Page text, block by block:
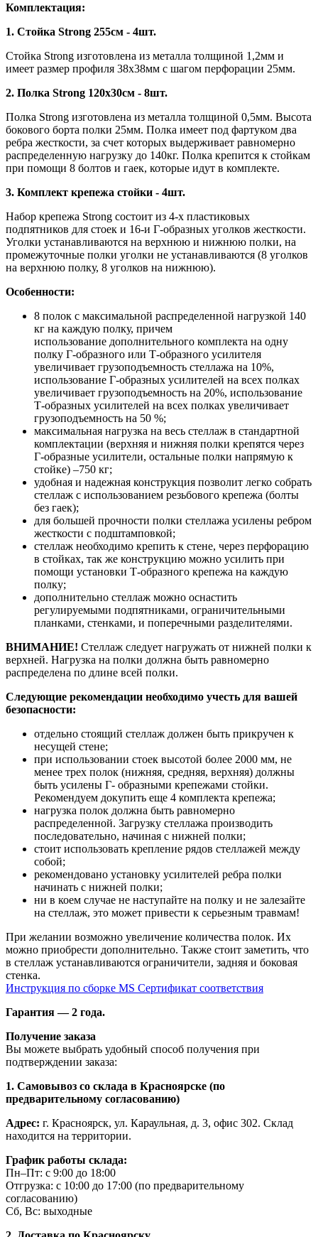
Комплектация:
1. Стойка Strong 255см - 4шт.
Стойка Strong изготовлена из металла толщиной 1,2мм и
имеет размер профиля 38х38мм с шагом перфорации 25мм.
2. Полка Strong 120х30см - 8шт.
Полка Strong изготовлена из металла толщиной 0,5мм. Высота
бокового борта полки 25мм. Полка имеет под фартуком два
ребра жесткости, за счет которых выдерживает равномерно
распределенную нагрузку до 140кг. Полка крепится к стойкам
при помощи 8 болтов и гаек, которые идут в комплекте.
3. Комплект крепежа стойки - 4шт.
Набор крепежа Strong состоит из 4-х пластиковых
подпятников для стоек и 16-и Г-образных уголков жесткости.
Уголки устанавливаются на верхнюю и нижнюю полки, на
промежуточные полки уголки не устанавливаются (8 уголков
на верхнюю полку, 8 уголков на нижнюю).
Особенности:
8 полок с максимальной распределенной нагрузкой 140
кг на каждую полку, причем
использование дополнительного комплекта на одну
полку Г-образного или Т-образного усилителя
увеличивает грузоподъемность стеллажа на 10%,
использование Г-образных усилителей на всех полках
увеличивает грузоподъемность на 20%, использование
Т-образных усилителей на всех полках увеличивает
грузоподъемность на 50 %;
максимальная нагрузка на весь стеллаж в стандартной
комплектации (верхняя и нижняя полки крепятся через
Г-образные усилители, остальные полки напрямую к
стойке) –750 кг;
удобная и надежная конструкция позволит легко собрать
стеллаж с использованием резьбового крепежа (болты
без гаек);
для большей прочности полки стеллажа усилены ребром
жесткости с подштамповкой;
стеллаж необходимо крепить к стене, через перфорацию
в стойках, так же конструкцию можно усилить при
помощи установки Т-образного крепежа на каждую
полку;
дополнительно стеллаж можно оснастить
регулируемыми подпятниками, ограничительными
планками, стенками, и поперечными разделителями.
ВНИМАНИЕ! Стеллаж следует нагружать от нижней полки к
верхней. Нагрузка на полки должна быть равномерно
распределена по длине всей полки.
Следующие рекомендации необходимо учесть для вашей
безопасности:
отдельно стоящий стеллаж должен быть прикручен к
несущей стене;
при использовании стоек высотой более 2000 мм, не
менее трех полок (нижняя, средняя, верхняя) должны
быть усилены Г- образными крепежами стойки.
Рекомендуем докупить еще 4 комплекта крепежа;
нагрузка полок должна быть равномерно
распределенной. Загрузку стеллажа производить
последовательно, начиная с нижней полки;
стоит использовать крепление рядов стеллажей между
собой;
рекомендовано установку усилителей ребра полки
начинать с нижней полки;
ни в коем случае не наступайте на полку и не залезайте
на стеллаж, это может привести к серьезным травмам!
При желании возможно увеличение количества полок. Их
можно приобрести дополнительно. Также стоит заметить, что
в стеллаж устанавливаются ограничители, задняя и боковая
стенка.
Инструкция по сборке MS Сертификат соответствия
Гарантия — 2 года.
Получение заказа
Вы можете выбрать удобный способ получения при
подтверждении заказа:
1. Самовывоз со склада в Красноярске (по
предварительному согласованию)
Адрес: г. Красноярск, ул. Караульная, д. 3, офис 302. Склад
находится на территории.
График работы склада:
Пн–Пт: с 9:00 до 18:00
Отгрузка: с 10:00 до 17:00 (по предварительному
согласованию)
Сб, Вс: выходные